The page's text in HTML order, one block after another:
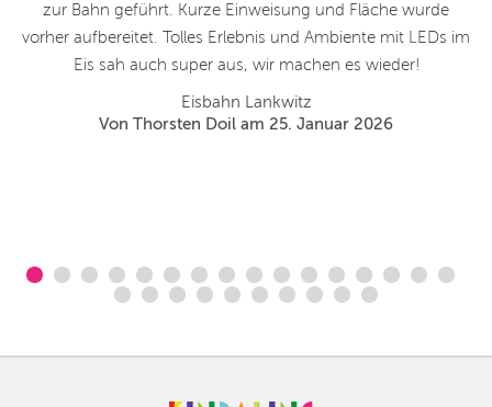
zur Bahn geführt. Kurze Einweisung und Fläche wurde
vorher aufbereitet. Tolles Erlebnis und Ambiente mit LEDs im
Eis sah auch super aus, wir machen es wieder!
Eisbahn Lankwitz
Von Thorsten Doil am 25. Januar 2026